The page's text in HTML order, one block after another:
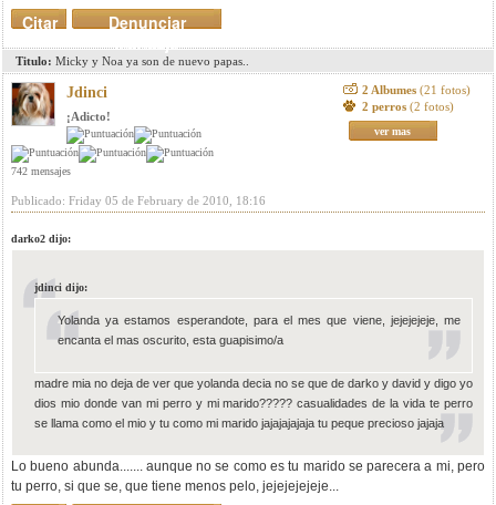
Denunciar
mensaje
Citar
Titulo: Micky y Noa ya son de nuevo papas..
Jdinci
¡Adicto!
742 mensajes
2 Albumes (21 fotos)
2 perros (2 fotos)
ver mas
Publicado: Friday 05 de February de 2010, 18:16
darko2 dijo:
jdinci dijo:
Yolanda ya estamos esperandote, para el mes que viene, jejejejeje, me
encanta el mas oscurito, esta guapisimo/a
madre mia no deja de ver que yolanda decia no se que de darko y david y digo yo
dios mio donde van mi perro y mi marido????? casualidades de la vida te perro
se llama como el mio y tu como mi marido jajajajajaja tu peque precioso jajaja
Lo bueno abunda....... aunque no se como es tu marido se parecera a mi, pero
tu perro, si que se, que tiene menos pelo, jejejejejeje...